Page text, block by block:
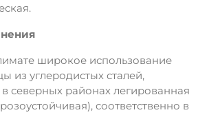
широкое использование
из углеродистых сталей,
северных районах легированная
соответственно в